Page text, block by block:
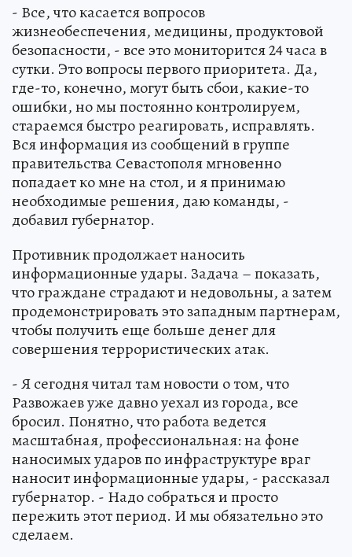
- Все, что касается вопросов
жизнеобеспечения, медицины, продуктовой
безопасности, - все это мониторится 24 часа в
сутки. Это вопросы первого приоритета. Да,
где-то, конечно, могут быть сбои, какие-то
ошибки, но мы постоянно контролируем,
стараемся быстро реагировать, исправлять.
Вся информация из сообщений в группе
правительства Севастополя мгновенно
попадает ко мне на стол, и я принимаю
необходимые решения, даю команды, -
добавил губернатор.
Противник продолжает наносить
информационные удары. Задача – показать,
что граждане страдают и недовольны, а затем
продемонстрировать это западным партнерам,
чтобы получить еще больше денег для
совершения террористических атак.
- Я сегодня читал там новости о том, что
Развожаев уже давно уехал из города, все
бросил. Понятно, что работа ведется
масштабная, профессиональная: на фоне
наносимых ударов по инфраструктуре враг
наносит информационные удары, - рассказал
губернатор. - Надо собраться и просто
пережить этот период. И мы обязательно это
сделаем.